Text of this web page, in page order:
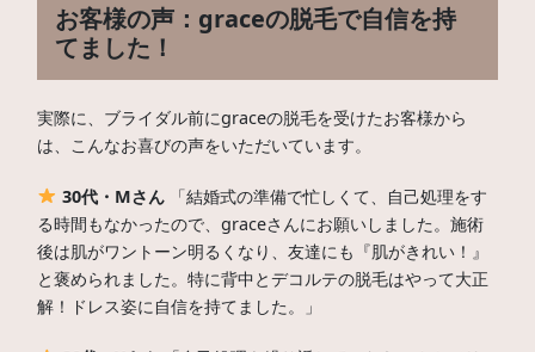
お客様の声：graceの脱毛で自信を持
てました！
実際に、ブライダル前にgraceの脱毛を受けたお客様から
は、こんなお喜びの声をいただいています。
30代・Mさん「結婚式の準備で忙しくて、自己処理をす
る時間もなかったので、graceさんにお願いしました。施術
後は肌がワントーン明るくなり、友達にも『肌がきれい！』
と褒められました。特に背中とデコルテの脱毛はやって大正
解！ドレス姿に自信を持てました。」